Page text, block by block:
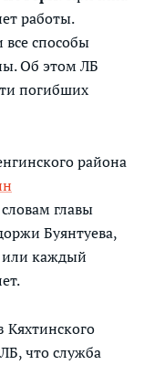
работы.
все способы
Об этом ЛБ
погибших
района
главы
Буянтуева,
или каждый
Кяхтинского
что служба